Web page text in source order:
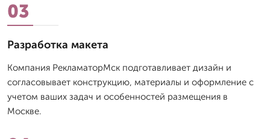
03
Разработка макета
Компания РекламаторМск подготавливает дизайн и
согласовывает конструкцию, материалы и оформление с
учетом ваших задач и особенностей размещения в
Москве.